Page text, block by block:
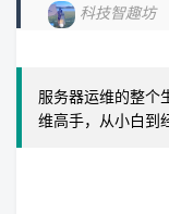
科技智趣坊
服务器运维的整个
维高手，从小白到